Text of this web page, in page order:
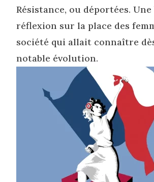
Résistance, ou déportées. Une
réflexion sur la place des
société qui allait connaître
notable évolution.